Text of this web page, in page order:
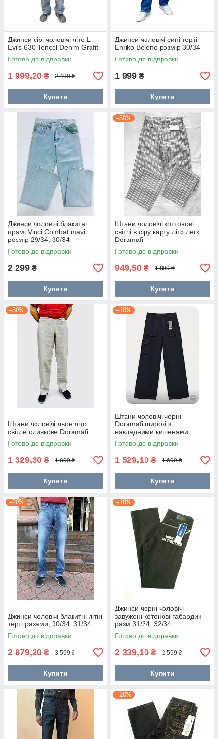
Джинси сірі чоловічі літо L
Еvi's 630 Tencel Denim Grafit
Готово до відправки
1 999,20 ₴ 2 499 ₴
Купити
Джинси чоловічі сині терті
Enriko Beleno розмір 30/34
Готово до відправки
1 999 ₴
Купити
Джинси чоловічі блакитні
прямі Vinci Combat mavi
розмір 29/34, 30/34
Готово до відправки
2 299 ₴
Купити
–50%
Штани чоловічі коттонові
світлі в сіру карту літо легкі
Doramafi
Готово до відправки
949,50 ₴ 1 899 ₴
Купити
–30%
Штани чоловічі льон літо
світле оливкове Doramafi
Готово до відправки
1 329,30 ₴ 1 899 ₴
Купити
–10%
Штани чоловічі чорні
Doramafi широкі з
накладними кишенями
Готово до відправки
1 529,10 ₴ 1 699 ₴
Купити
–20%
Джинси чоловічі блакитні літні
терті разами, 30/34, 31/34
Готово до відправки
2 879,20 ₴ 3 599 ₴
Купити
–10%
Джинси чорні чоловічі
завужені котонові габардин
разм.31/34, 32/34
Готово до відправки
2 339,10 ₴ 2 599 ₴
Купити
–20%